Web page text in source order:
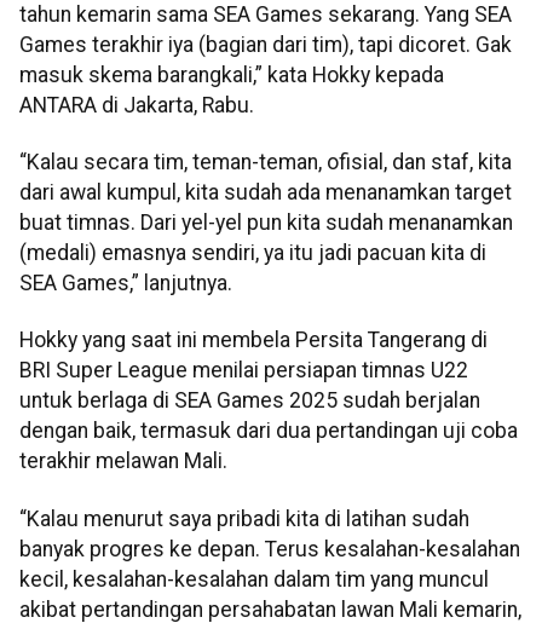
tahun kemarin sama SEA Games sekarang. Yang SEA
Games terakhir iya (bagian dari tim), tapi dicoret. Gak
masuk skema barangkali,” kata Hokky kepada
ANTARA di Jakarta, Rabu.
“Kalau secara tim, teman-teman, ofisial, dan staf, kita
dari awal kumpul, kita sudah ada menanamkan target
buat timnas. Dari yel-yel pun kita sudah menanamkan
(medali) emasnya sendiri, ya itu jadi pacuan kita di
SEA Games,” lanjutnya.
Hokky yang saat ini membela Persita Tangerang di
BRI Super League menilai persiapan timnas U22
untuk berlaga di SEA Games 2025 sudah berjalan
dengan baik, termasuk dari dua pertandingan uji coba
terakhir melawan Mali.
“Kalau menurut saya pribadi kita di latihan sudah
banyak progres ke depan. Terus kesalahan-kesalahan
kecil, kesalahan-kesalahan dalam tim yang muncul
akibat pertandingan persahabatan lawan Mali kemarin,